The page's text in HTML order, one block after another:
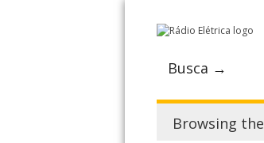
Busca →
Browsing the